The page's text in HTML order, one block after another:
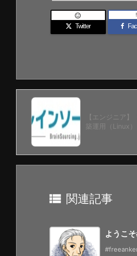
Twitter
 !
【エンジニア
築運用（Linux）
 関連記事
ようこ